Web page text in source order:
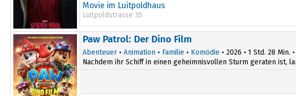
Movie im Luitpoldhaus
Luitpoldstrasse 35
19:30
Paw Patrol: Der Dino Film
Abenteuer • Animation • Familie • Komödie • 2026 • 1 Std. 28 Min.
Nachdem ihr Schiff in einen geheimnisvollen Sturm geraten ist,